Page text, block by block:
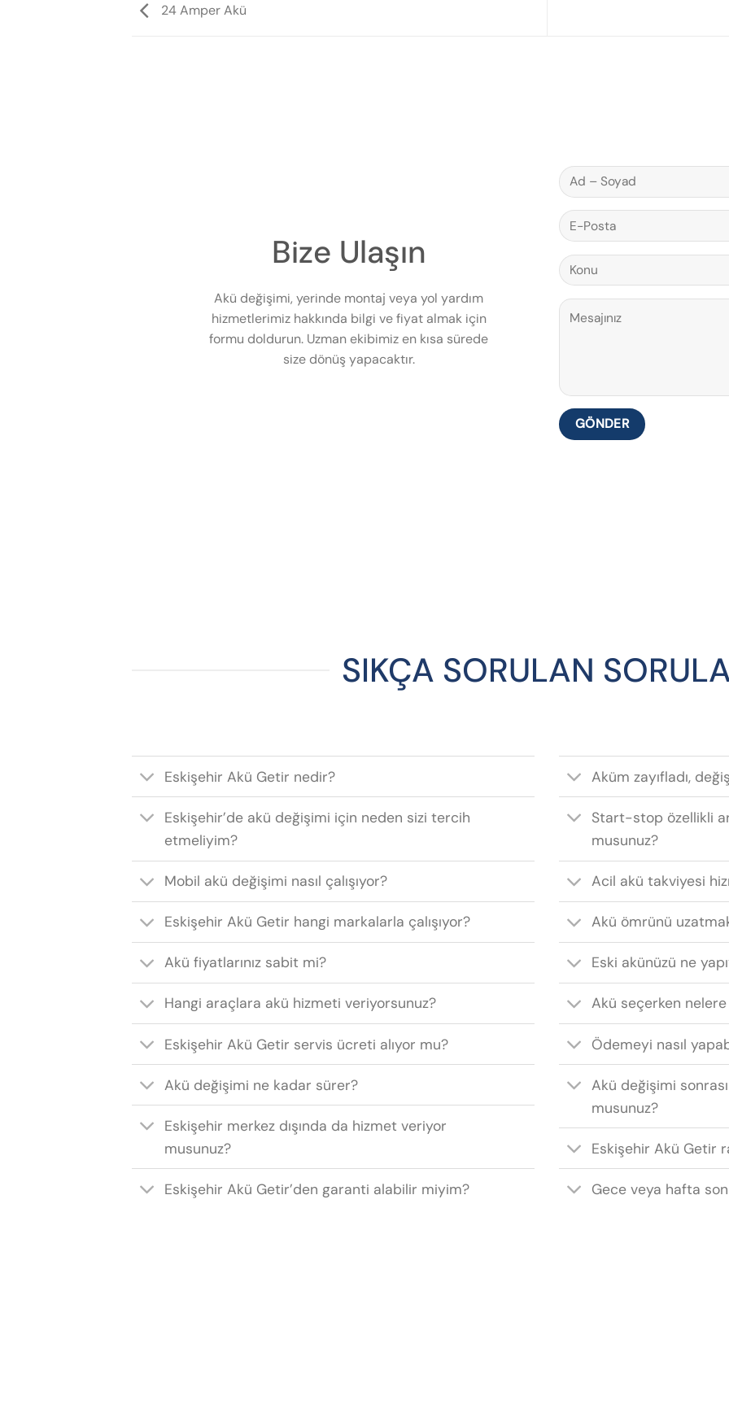
24 Amper Akü
Bize Ulaşın
Akü değişimi, yerinde montaj veya yol yardım
hizmetlerimiz hakkında bilgi ve fiyat almak için
formu doldurun. Uzman ekibimiz en kısa sürede
size dönüş yapacaktır.
SIKÇA SORULAN
Eskişehir Akü Getir nedir?
Eskişehir’de akü değişimi için neden sizi tercih
etmeliyim?
Mobil akü değişimi nasıl çalışıyor?
Eskişehir Akü Getir hangi markalarla çalışıyor?
Akü fiyatlarınız sabit mi?
Hangi araçlara akü hizmeti veriyorsunuz?
Eskişehir Akü Getir servis ücreti alıyor mu?
Akü değişimi ne kadar sürer?
Eskişehir merkez dışında da hizmet veriyor
musunuz?
Eskişehir Akü Getir’den garanti alabilir miyim?
Aküm zayıfladı,
Start-stop özellikli
musunuz?
Acil akü takviyesi
Akü ömrünü
Eski akünüzü ne
Akü seçerken
Ödemeyi nasıl
Akü değişimi
musunuz?
Eskişehir Akü Getir
Gece veya hafta